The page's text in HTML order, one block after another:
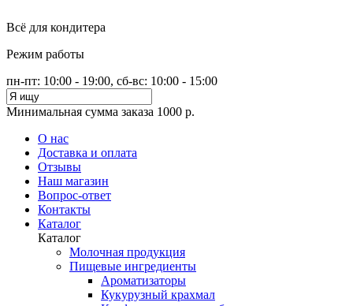
Всё для кондитера
Режим работы
пн-пт: 10:00 - 19:00, сб-вс: 10:00 - 15:00
Минимальная сумма заказа 1000 р.
О нас
Доставка и оплата
Отзывы
Наш магазин
Вопрос-ответ
Контакты
Каталог
Каталог
Молочная продукция
Пищевые ингредиенты
Ароматизаторы
Кукурузный крахмал